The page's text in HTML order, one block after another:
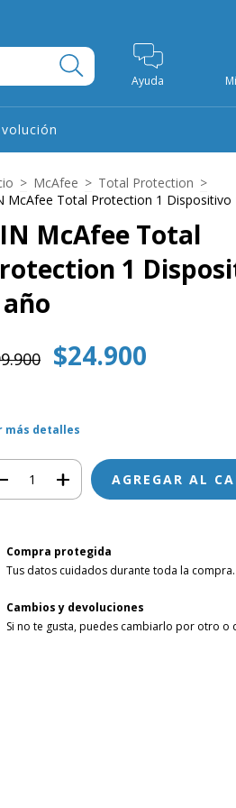
Ayuda
> McAfee > Total Protection >
McAfee Total Protection 1 Dispositivo
McAfee Total
1
$24.900
más detalles
Compra protegida
Tus datos cuidados durante toda la compra.
Cambios y devoluciones
Si no te gusta, puedes cambiarlo por otro o